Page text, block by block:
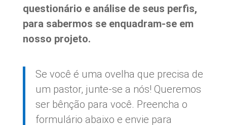
questionário e análise de seus perfis,
para sabermos se enquadram-se em
nosso projeto.
Se você é uma ovelha que precisa de
um pastor, junte-se a nós! Queremos
ser bênção para você. Preencha o
formulário abaixo e envie para